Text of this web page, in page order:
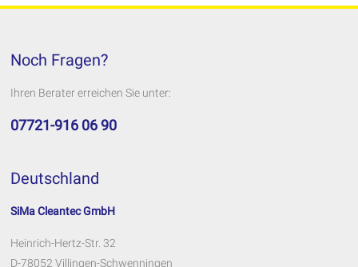
Noch Fragen?
Ihren Berater erreichen Sie unter:
07721-916 06 90
Deutschland
SiMa Cleantec GmbH
Heinrich-Hertz-Str. 32
D-78052 Villingen-Schwenningen